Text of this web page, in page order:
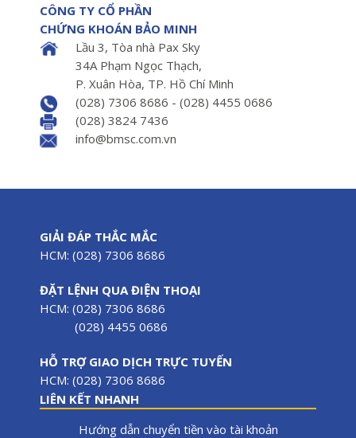
CÔNG TY CỔ PHẦN
CHỨNG KHOÁN BẢO MINH
Lầu 3, Tòa nhà Pax Sky
34A Phạm Ngọc Thạch,
P. Xuân Hòa, TP. Hồ Chí Minh
(028) 7306 8686 - (028) 4455 0686
(028) 3824 7436
info@bmsc.com.vn
GIẢI ĐÁP THẮC MẮC
HCM: (028) 7306 8686
ĐẶT LỆNH QUA ĐIỆN THOẠI
HCM: (028) 7306 8686
(028) 4455 0686
HỖ TRỢ GIAO DỊCH TRỰC TUYẾN
HCM: (028) 7306 8686
LIÊN KẾT NHANH
Hướng dẫn chuyển tiền vào tài khoản